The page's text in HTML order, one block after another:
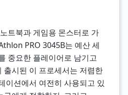
트북과 게임용 몬스터로 가
PRO 3045B는 예산 세
중요한 플레이어로 남기고
출시된 이 프로세서는 저렴한
이션에서 여전히 사용되고 있